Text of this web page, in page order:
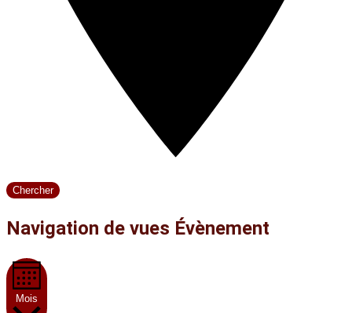
Chercher
Navigation de vues Évènement
Mois